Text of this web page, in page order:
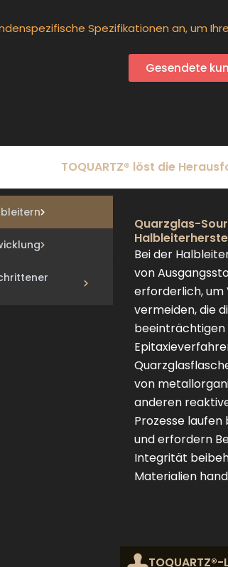
Spezifikationen an, um
Gesendete
TOQUARTZ® löst die
Quarzglas-
Bei der
von
erforderlich, um
vermeiden, die
beeinträchtigen
von
anderen
Prozesse
und erfordern
Integrität
Materialien